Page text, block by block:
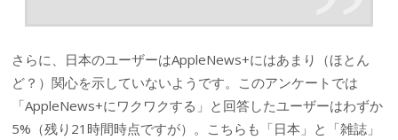
さらに、日本のユーザーはAppleNews+にはあまり（ほとん
ど？）関心を示していないようです。このアンケートでは
「AppleNews+にワクワクする」と回答したユーザーはわずか
5%（残り21時間時点ですが）。こちらも「日本」と「雑誌」